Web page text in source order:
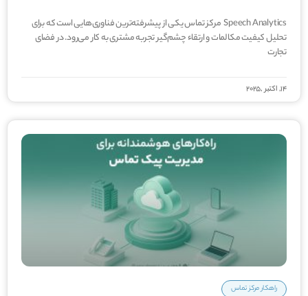
Speech Analytics مرکز تماس یکی از پیشرفته‌ترین فناوری‌هایی است که برای
تحلیل کیفیت مکالمات و ارتقاء چشم‌گیر تجربه مشتری به کار می‌رود. در فضای
تجارت
14, اکتبر ,2025
راهکار مرکز تماس